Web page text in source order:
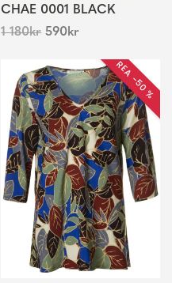
CHAE 0001 BLACK
1 180kr 590kr
REA −50 %